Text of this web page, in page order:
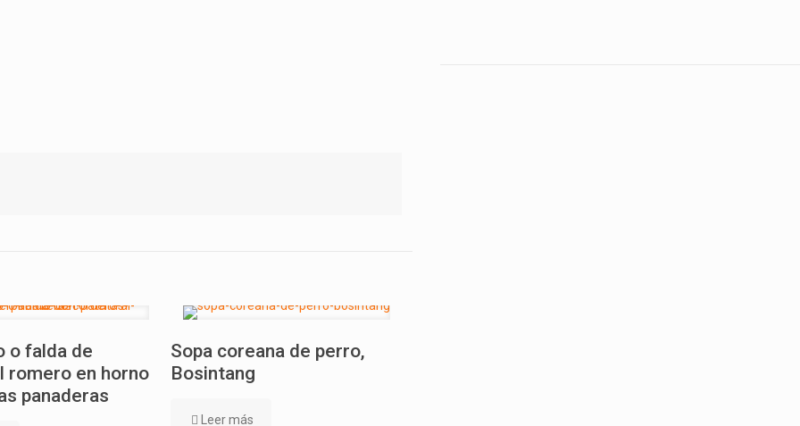
o falda de
romero en horno
panaderas
Sopa coreana de perro,
Bosintang
Leer más